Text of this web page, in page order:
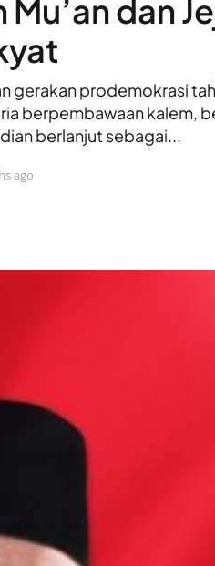
dan
gerakan prodemokrasi
berpembawaan kalem,
berlanjut sebagai...
ago